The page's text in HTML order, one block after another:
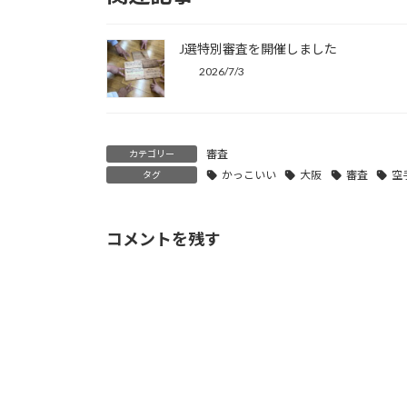
J選特別審査を開催しました
2026/7/3
カテゴリー 審査
タグ かっこいい 大阪 審査 空
コメントを残す